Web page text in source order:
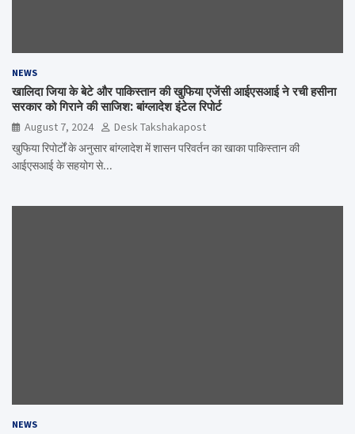
NEWS
खालिदा जिया के बेटे और पाकिस्तान की खुफिया एजेंसी आईएसआई ने रची हसीना
सरकार को गिराने की साजिश: बांग्लादेश इंटेल रिपोर्ट
August 7, 2024
Desk Takshakapost
खुफिया रिपोर्टों के अनुसार बांग्लादेश में शासन परिवर्तन का खाका पाकिस्तान की
आईएसआई के सहयोग से…
NEWS